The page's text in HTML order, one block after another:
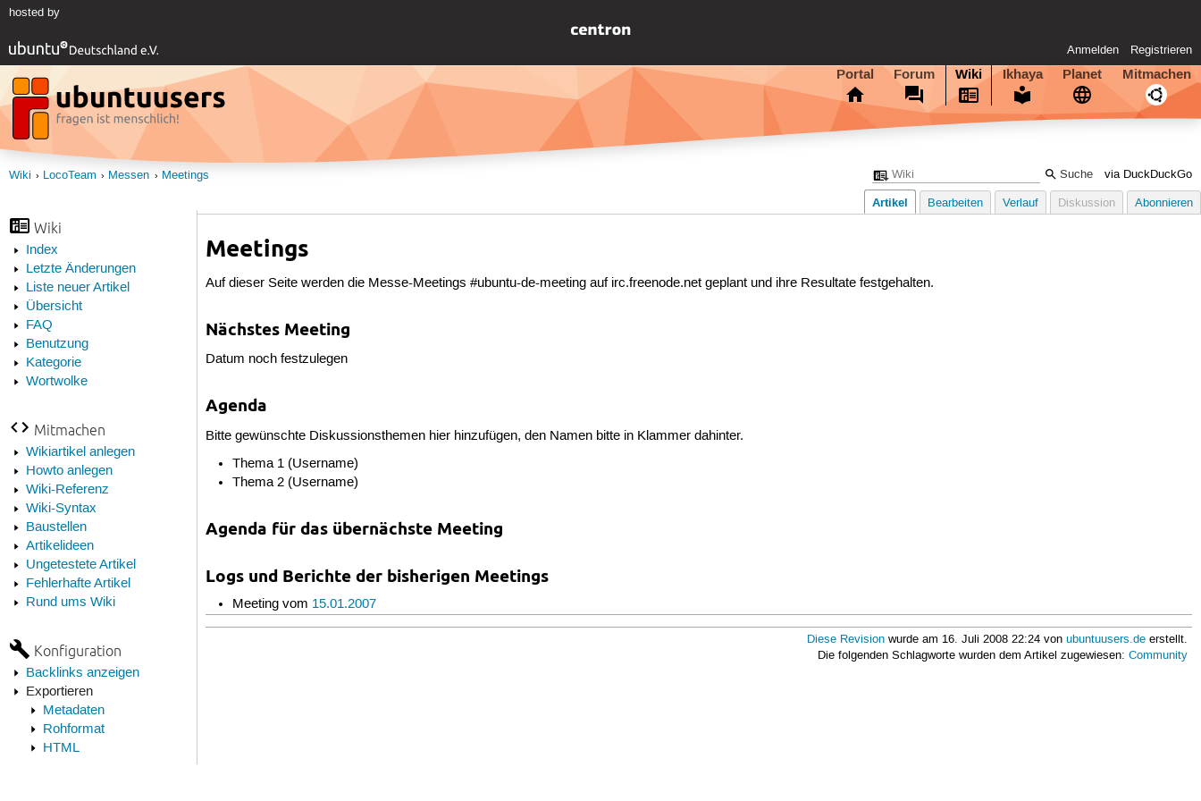
hosted by
Anmelden Registrieren
Portal Forum Wiki Ikhaya Planet Mitmachen
via DuckDuckGo
Wiki LocoTeam Messen Meetings
Wiki
Index
Letzte Änderungen
Liste neuer Artikel
Übersicht
FAQ
Benutzung
Kategorie
Wortwolke
Mitmachen
Wikiartikel anlegen
Howto anlegen
Wiki-Referenz
Wiki-Syntax
Baustellen
Artikelideen
Ungetestete Artikel
Fehlerhafte Artikel
Rund ums Wiki
Konfiguration
Backlinks anzeigen
Exportieren
Metadaten
Rohformat
HTML
Artikel Bearbeiten Verlauf Diskussion Abonnieren
Meetings
Auf dieser Seite werden die Messe-Meetings #ubuntu-de-meeting auf irc.freenode.net geplant und ihre Resultate festgehalten.
Nächstes Meeting
Datum noch festzulegen
Agenda
Bitte gewünschte Diskussionsthemen hier hinzufügen, den Namen bitte in Klammer dahinter.
Thema 1 (Username)
Thema 2 (Username)
Agenda für das übernächste Meeting
Logs und Berichte der bisherigen Meetings
Meeting vom 15.01.2007
Diese Revision wurde am 16. Juli 2008 22:24 vonubuntuusers.de erstellt.
Die folgenden Schlagworte wurden dem Artikel zugewiesen:Community